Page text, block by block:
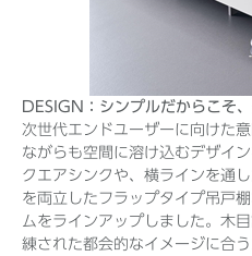
DESIGN：シンプルだからこそ
次世代エンドユーザーに向けた
ながらも空間に溶け込むデザイ
クエアシンクや、横ラインを通
を両立したフラップタイプ吊戸
ムをラインアップしました。木
練された都会的なイメージに合